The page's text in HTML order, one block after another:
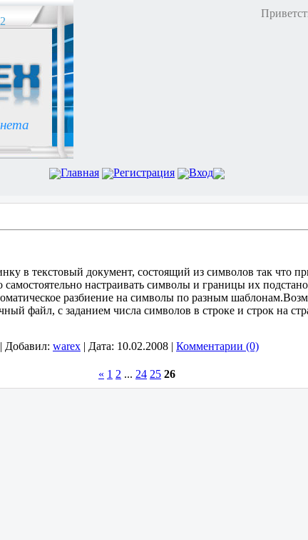
Главная Регистрация Вход
в текстовый документ, состоящий из символов так что
настраивать символы и границы их
разбиение на символы по разным
файл, с заданием числа символов в строке и строк на
| Добавил: warex | Дата: 10.02.2008 | Комментарии (0)
« 1 2 ... 24 25 26